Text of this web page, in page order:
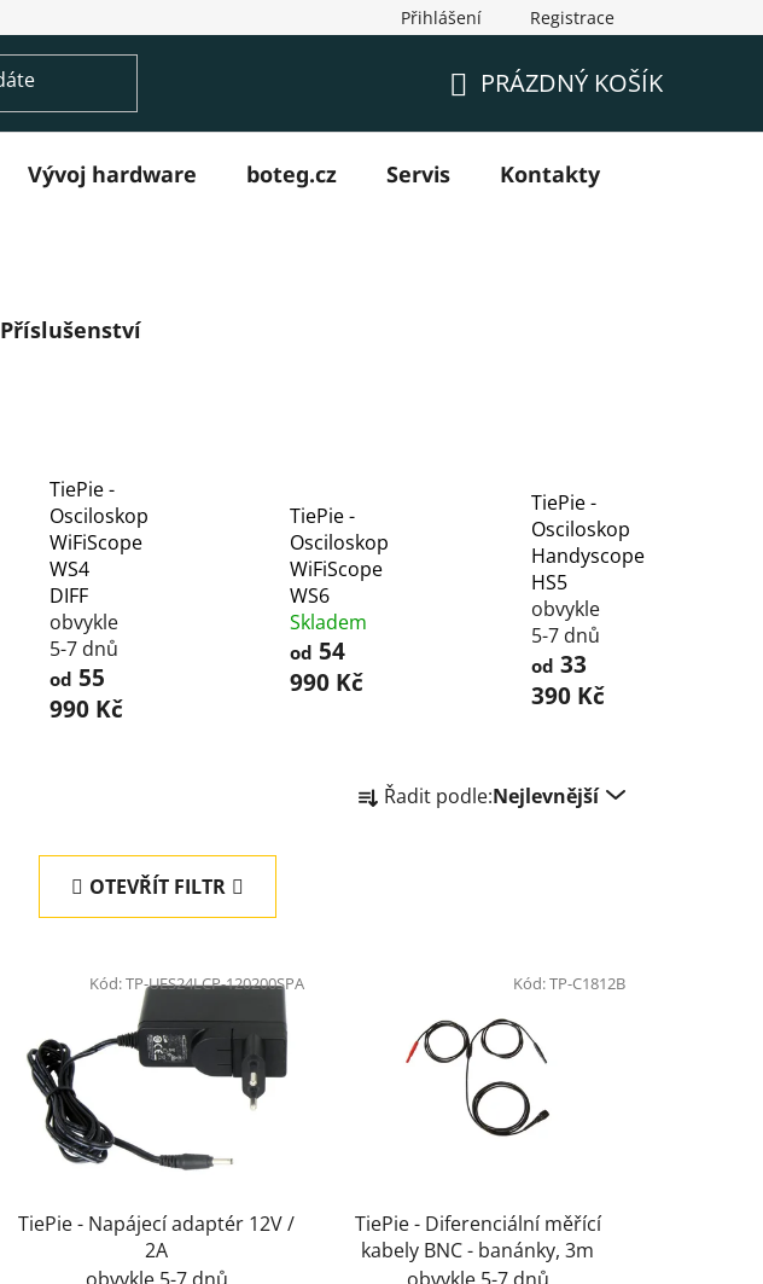
Přihlášení Registrace
KOŠÍK
PRÁZDNÝ KOŠÍK
Vývoj hardware boteg.cz Servis Kontakty
Příslušenství
TiePie -
Osciloskop
WiFiScope
WS4
DIFF
obvykle
5-7 dnů
od 55
990 Kč
TiePie -
Osciloskop
WiFiScope
WS6
Skladem
od 54
990 Kč
TiePie -
Osciloskop
Handyscope
HS5
obvykle
5-7 dnů
od 33
390 Kč
a Řadit podle:Nejlevnější
OTEVŘÍT FILTR
TiePie - Napájecí adaptér 12V /
2A
Kód:TP-UES24LCP-120200SPA
TiePie - Diferenciální měřící
kabely BNC - banánky, 3m
Kód:TP-C1812B